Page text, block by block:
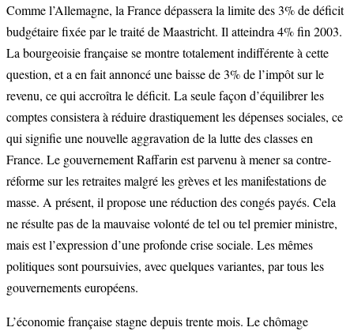
Comme l’Allemagne, la France dépassera la limite des 3% de déficit
budgétaire fixée par le traité de Maastricht. Il atteindra 4% fin 2003.
La bourgeoisie française se montre totalement indifférente à cette
question, et a en fait annoncé une baisse de 3% de l’impôt sur le
revenu, ce qui accroîtra le déficit. La seule façon d’équilibrer les
comptes consistera à réduire drastiquement les dépenses sociales, ce
qui signifie une nouvelle aggravation de la lutte des classes en
France. Le gouvernement Raffarin est parvenu à mener sa contre-
réforme sur les retraites malgré les grèves et les manifestations de
masse. A présent, il propose une réduction des congés payés. Cela
ne résulte pas de la mauvaise volonté de tel ou tel premier ministre,
mais est l’expression d’une profonde crise sociale. Les mêmes
politiques sont poursuivies, avec quelques variantes, par tous les
gouvernements européens.
L’économie française stagne depuis trente mois. Le chômage